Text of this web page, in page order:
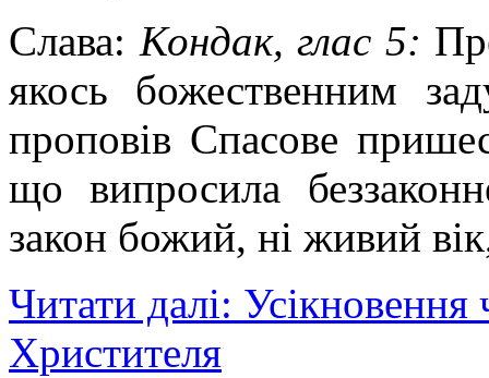
Слава: Кондак, глас 5:
якось божественним
проповів Спасове
що випросила
закон божий, ні живий
Читати далі: Усікновення
Христителя